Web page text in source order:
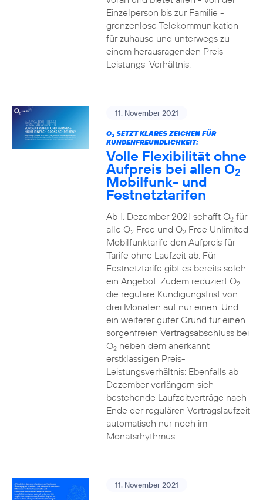
Einzelperson bis zur Familie -
grenzenlose Telekommunikation
für zuhause und unterwegs zu
einem herausragenden Preis-
Leistungs-Verhältnis.
11. November 2021
O2SETZT KLARES ZEICHEN FÜR
KUNDENFREUNDLICHKEIT:
Volle Flexibilität ohne
Aufpreis bei allen O2
Mobilfunk- und
Festnetztarifen
Ab 1. Dezember 2021 schafft O2für
alle O2Free und O2Free Unlimited
Mobilfunktarife den Aufpreis für
Tarife ohne Laufzeit ab. Für
Festnetztarife gibt es bereits solch
ein Angebot. Zudem reduziert O2
die reguläre Kündigungsfrist von
drei Monaten auf nur einen. Und
ein weiterer guter Grund für einen
sorgenfreien Vertragsabschluss bei
O2neben dem anerkannt
erstklassigen Preis-
Leistungsverhältnis: Ebenfalls ab
Dezember verlängern sich
bestehende Laufzeitverträge nach
Ende der regulären Vertragslaufzeit
automatisch nur noch im
Monatsrhythmus.
11. November 2021